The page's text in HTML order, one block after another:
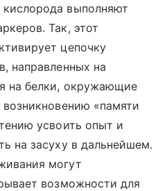
выполняют
Так, этот
цепочку
направленных на
на белки, окружающие
«памяти
усвоить опыт и
на засуху в дальнейшем.
могут
возможности для